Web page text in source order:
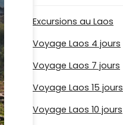
Excursions au Laos
Voyage Laos 4 jours
Voyage Laos 7 jours
Voyage Laos 15 jours
Voyage Laos 10 jours